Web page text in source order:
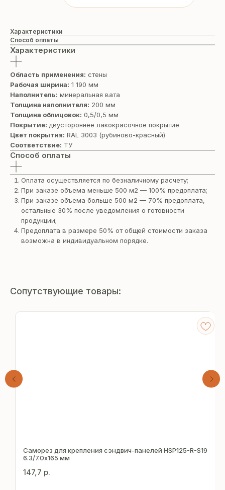
Характеристики
Способ оплаты
Характеристики
Область применения: стены
Рабочая ширина: 1 190 мм
Наполнитель: минеральная вата
Толщина наполнителя: 200 мм
Толщина облицовок: 0,5/0,5 мм
Покрытие: двустороннее лакокрасочное покрытие
Цвет покрытия: RAL 3003 (рубиново-красный)
Соответствие: ТУ
Способ оплаты
Оплата осуществляется по безналичному расчету;
При заказе объема меньше 500 м2 — 100% предоплата;
При заказе объема больше 500 м2 — 70% предоплата,
остальные 30% после уведомления о готовности
продукции;
Предоплата в размере 50% от общей стоимости заказа
возможна в индивидуальном порядке.
Сопутствующие товары:
Саморез для крепления сэндвич-панелей HSP125-R-S19
6.3/7.0х165 мм
147,7 р.
бесплатный расчёт
за 15 минут